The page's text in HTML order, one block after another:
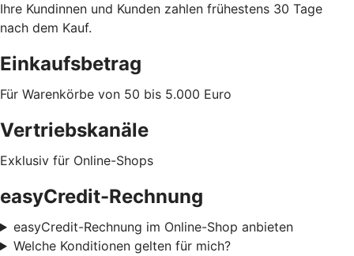
Ihre Kundinnen und Kunden zahlen frühestens 30 Tage
nach dem Kauf.
Einkaufsbetrag
Für Warenkörbe von 50 bis 5.000 Euro
Vertriebskanäle
Exklusiv für Online-Shops
easyCredit-Rechnung
easyCredit-Rechnung im Online-Shop anbieten
Welche Konditionen gelten für mich?